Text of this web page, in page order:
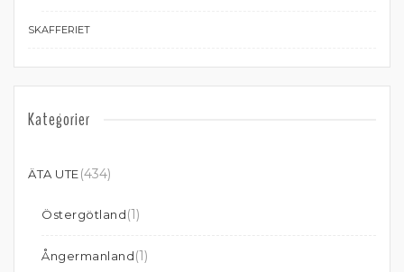
SKAFFERIET
Kategorier
ÄTA UTE(434)
Östergötland(1)
Ångermanland(1)